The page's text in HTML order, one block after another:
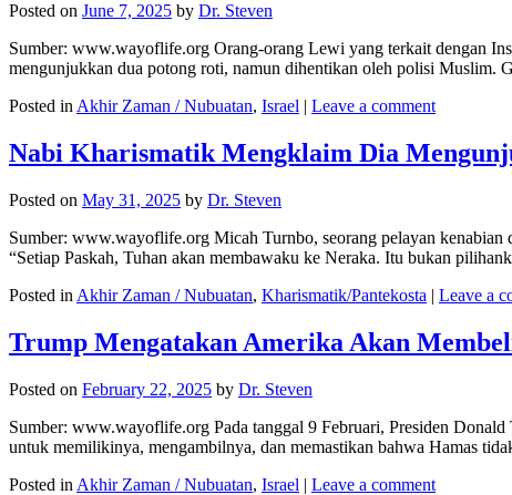
Posted on June 7, 2025 by Dr. Steven
Sumber: www.wayoflife.org Orang-orang Lewi yang terkait dengan
mengunjukkan dua potong roti, namun dihentikan oleh polisi Muslim.
Posted in Akhir Zaman / Nubuatan, Israel | Leave a comment
Nabi Kharismatik Mengklaim Dia
Posted on May 31, 2025 by Dr. Steven
Sumber: www.wayoflife.org Micah Turnbo, seorang pelayan
“Setiap Paskah, Tuhan akan membawaku ke Neraka. Itu bukan
Posted in Akhir Zaman / Nubuatan, Kharismatik/Pantekosta | Leave a
Trump Mengatakan Amerika Akan
Posted on February 22, 2025 by Dr. Steven
Sumber: www.wayoflife.org Pada tanggal 9 Februari, Presiden
untuk memilikinya, mengambilnya, dan memastikan bahwa Hamas
Posted in Akhir Zaman / Nubuatan, Israel | Leave a comment